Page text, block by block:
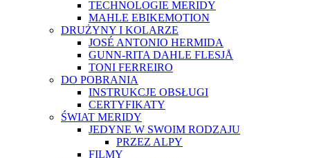
TECHNOLOGIE MERIDY
MAHLE EBIKEMOTION
DRUŻYNY I KOLARZE
JOSÉ ANTONIO HERMIDA
GUNN-RITA DAHLE FLESJÅ
TONI FERREIRO
DO POBRANIA
INSTRUKCJE OBSŁUGI
CERTYFIKATY
ŚWIAT MERIDY
JEDYNE W SWOIM RODZAJU
PRZEZ ALPY
FILMY